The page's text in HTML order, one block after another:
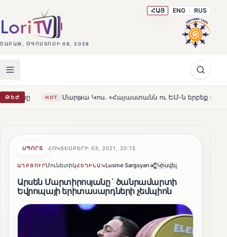
ՇԱԲԱԹ, ՕԳՈՍՏՈՍԻ 08, 2026
ՀԱՅ ENG RUS
ԹԵԺ
HOT Մարթա Կոս. «Հայաստանն ու ԵՄ-ն երբեք այսքան մոտ չեն
ՍՊՈՐՏ ՀՈԿՏԵՄԲԵՐԻ 03, 2021, 20:15
ԱՂԲՅՈՒՐՄունետիկՀԵՂԻՆԱԿLusine Sargsyan Կիսվել
Արսեն Մարտիրոսյանը` ծանրամարտի
Եվրոպայի երիտասարդների չեմպիոն